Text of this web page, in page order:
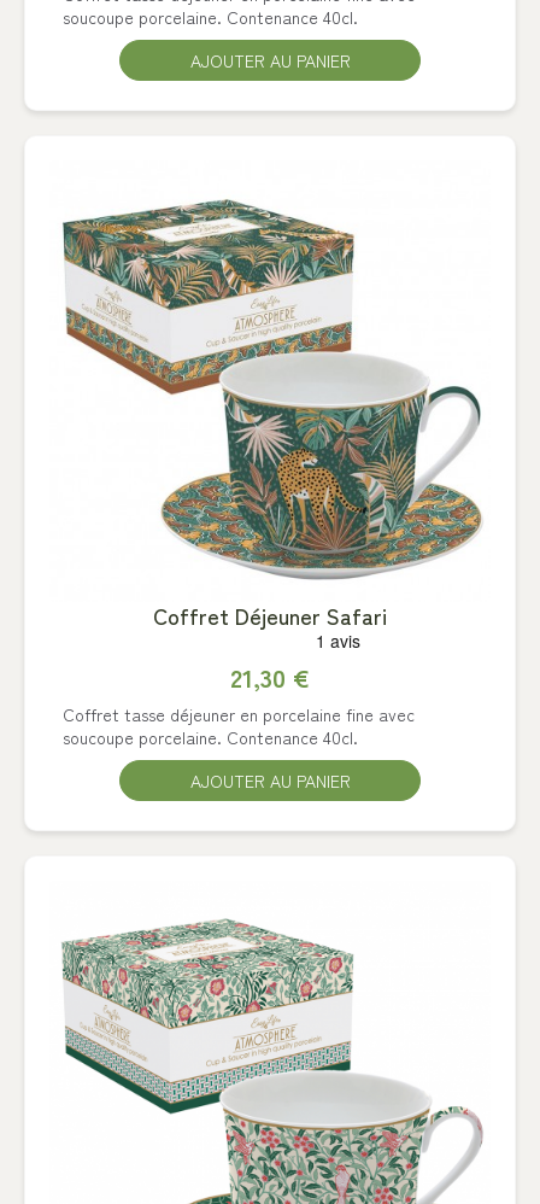
soucoupe porcelaine. Contenance 40cl.
AJOUTER AU PANIER
Coffret Déjeuner Safari
21,30 €
Coffret tasse déjeuner en porcelaine fine avec
soucoupe porcelaine. Contenance 40cl.
AJOUTER AU PANIER